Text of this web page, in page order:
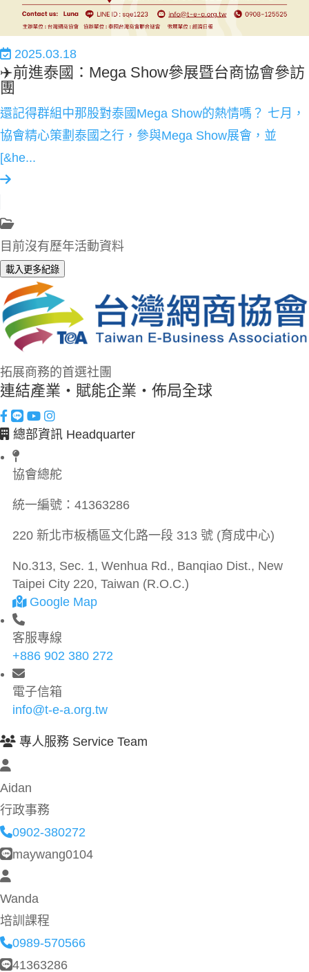
2025.03.18
✈️前進泰國：Mega Show參展暨台商協會參訪
團
還記得群組中那股對泰國Mega Show的熱情嗎？ 七月，
協會精心策劃泰國之行，參與Mega Show展會，並
[&he...
目前沒有歷年活動資料
載入更多紀錄
拓展商務的首選社團
連結產業・賦能企業・佈局全球
總部資訊 Headquarter
協會總舵
統一編號： 41363286
220 新北市板橋區文化路一段 313 號 (育成中心)
No.313, Sec. 1, Wenhua Rd., Banqiao Dist., New
Taipei City 220, Taiwan (R.O.C.)
Google Map
客服專線
+886 902 380 272
電子信箱
info@t-e-a.org.tw
專人服務 Service Team
Aidan
行政事務
0902-380272
maywang0104
Wanda
培訓課程
0989-570566
41363286